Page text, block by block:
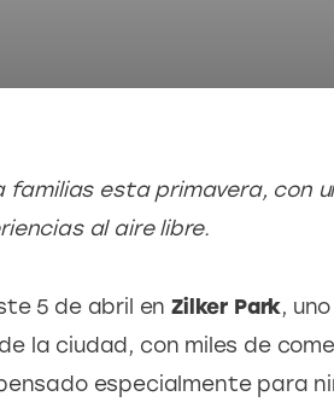
esta primavera, con
al aire libre.
5 de abril en Zilker Park,
la ciudad, con miles de
especialmente para